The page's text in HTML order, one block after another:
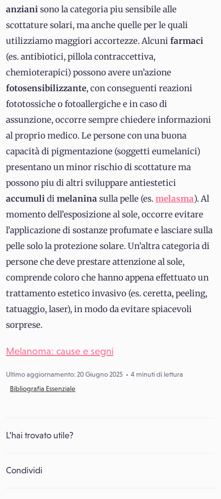
anzianisono la categoria piu sensibile alle
scottature solari, ma anche quelle per le quali
utilizziamo maggiori accortezze. Alcuni farmaci
(es. antibiotici, pillola contraccettiva,
chemioterapici) possono avere un’azione
fotosensibilizzante, con conseguenti reazioni
fototossiche o fotoallergiche e in caso di
assunzione, occorre sempre chiedere informazioni
al proprio medico. Le persone con una buona
capacità di pigmentazione (soggetti eumelanici)
presentano un minor rischio di scottature ma
possono piu di altri sviluppare antiestetici
accumulidi melaninasulla pelle (es.melasma). Al
momento dell’esposizione al sole, occorre evitare
l’applicazione di sostanze profumate e lasciare sulla
pelle solo la protezione solare. Un’altra categoria di
persone che deve prestare attenzione al sole,
comprende coloro che hanno appena effettuato un
trattamento estetico invasivo (es. ceretta, peeling,
tatuaggio, laser), in modo da evitare spiacevoli
sorprese.
Melanoma: cause e segni
Ultimo aggiornamento: 20 Giugno 2025
4 minuti di lettura
Bibliografia Essenziale
L’hai trovato utile?
Condividi